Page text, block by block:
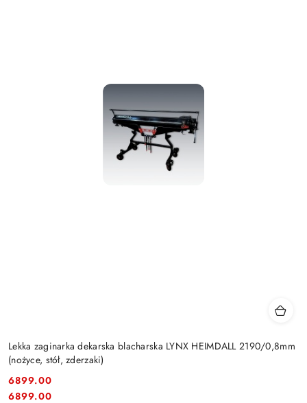
Lekka zaginarka dekarska blacharska LYNX HEIMDALL 2190/0,8mm
(nożyce, stół, zderzaki)
Cena:
6899.00
Cena:
6899.00